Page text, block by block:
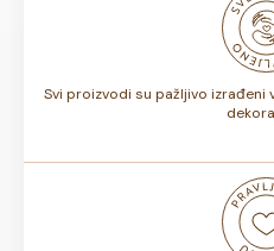
biti od 7 do 10 dana. Rok
Svi proizvodi su pažljivo izrađeni